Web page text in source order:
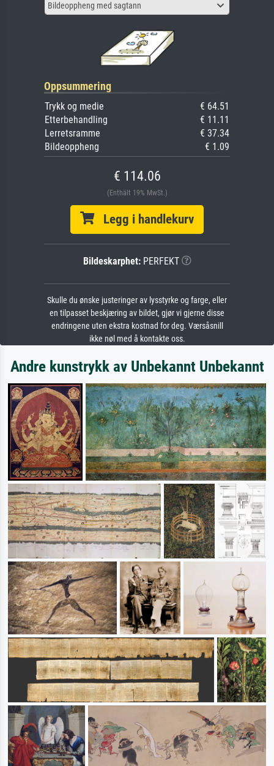
Bildeoppheng med sagtann
Oppsummering
Trykk og medie
€ 64.51
Etterbehandling
€ 11.11
Lerretsramme
€ 37.34
Bildeoppheng
€ 1.09
€ 114.06
(Enthält 19% MwSt.)
Legg i handlekurv
Bildeskarphet:PERFEKT
Skulle du ønske justeringer av lysstyrke og farge, eller
en tilpasset beskjæring av bildet, gjør vi gjerne disse
endringene uten ekstra kostnad for deg. Værsåsnill
ikke nøl med å kontakte oss.
Andre kunstrykk av Unbekannt Unbekannt